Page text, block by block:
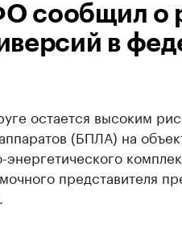
сообщил о
в
остается высоким
(БПЛА) на
представителя